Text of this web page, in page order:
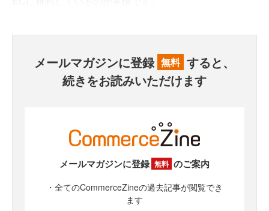
メールマガジンに登録 無料 すると、
続きをお読みいただけます
メールマガジンに登録 無料 のご案内
・全てのCommerceZineの過去記事が閲覧でき
ます